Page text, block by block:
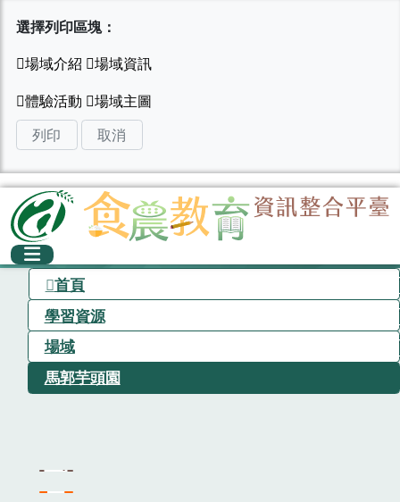
選擇列印區塊：
列印 取消
首頁
學習資源
場域
馬郭芋頭園